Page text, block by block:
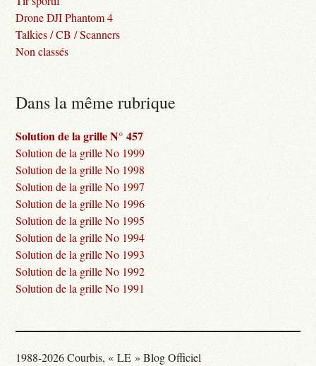
Drone DJI Phantom 4
Talkies / CB / Scanners
Non classés
Dans la même rubrique
Solution de la grille N° 457
Solution de la grille No 1999
Solution de la grille No 1998
Solution de la grille No 1997
Solution de la grille No 1996
Solution de la grille No 1995
Solution de la grille No 1994
Solution de la grille No 1993
Solution de la grille No 1992
Solution de la grille No 1991
1988-2026 Courbis, « LE » Blog Officiel